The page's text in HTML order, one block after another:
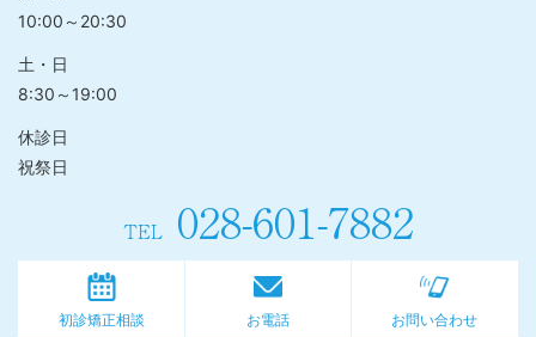
10:00～20:30
土・日
8:30～19:00
休診日
祝祭日
TEL028-601-7882
初診矯正相談 お電話 お問い合わせ